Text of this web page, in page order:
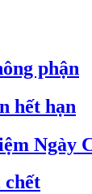
phận
hết hạn
Ngày
chết